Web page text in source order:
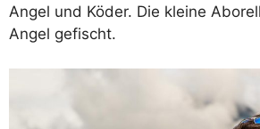
Angel und Köder. Die kleine
Angel gefischt.